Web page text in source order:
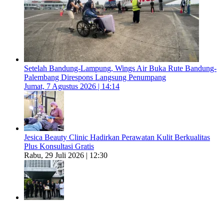
Setelah Bandung-Lampung, Wings Air Buka Rute Bandung-
Palembang Direspons Langsung Penumpang
Jumat, 7 Agustus 2026 | 14:14
Jesica Beauty Clinic Hadirkan Perawatan Kulit Berkualitas
Plus Konsultasi Gratis
Rabu, 29 Juli 2026 | 12:30